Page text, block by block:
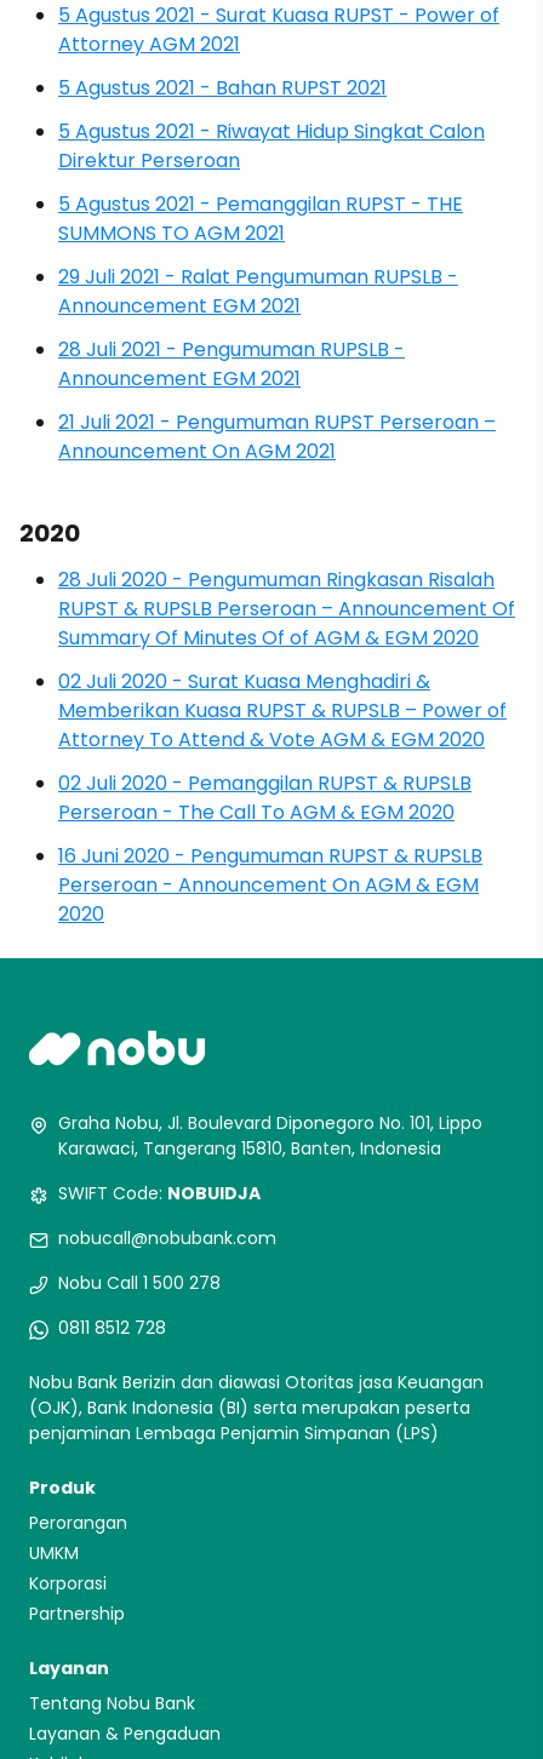
5 Agustus 2021 - Surat Kuasa RUPST - Power of
Attorney AGM 2021
5 Agustus 2021 - Bahan RUPST 2021
5 Agustus 2021 - Riwayat Hidup Singkat Calon
Direktur Perseroan
5 Agustus 2021 - Pemanggilan RUPST - THE
SUMMONS TO AGM 2021
29 Juli 2021 - Ralat Pengumuman RUPSLB -
Announcement EGM 2021
28 Juli 2021 - Pengumuman RUPSLB -
Announcement EGM 2021
21 Juli 2021 - Pengumuman RUPST Perseroan –
Announcement On AGM 2021
2020
28 Juli 2020 - Pengumuman Ringkasan Risalah
RUPST & RUPSLB Perseroan – Announcement Of
Summary Of Minutes Of of AGM & EGM 2020
02 Juli 2020 - Surat Kuasa Menghadiri &
Memberikan Kuasa RUPST & RUPSLB – Power of
Attorney To Attend & Vote AGM & EGM 2020
02 Juli 2020 - Pemanggilan RUPST & RUPSLB
Perseroan - The Call To AGM & EGM 2020
16 Juni 2020 - Pengumuman RUPST & RUPSLB
Perseroan - Announcement On AGM & EGM
2020
Graha Nobu, Jl. Boulevard Diponegoro No. 101, Lippo
Karawaci, Tangerang 15810, Banten, Indonesia
SWIFT Code: NOBUIDJA
nobucall@nobubank.com
Nobu Call 1 500 278
0811 8512 728
Nobu Bank Berizin dan diawasi Otoritas jasa Keuangan
(OJK), Bank Indonesia (BI) serta merupakan peserta
penjaminan Lembaga Penjamin Simpanan (LPS)
Produk
Perorangan
UMKM
Korporasi
Partnership
Layanan
Tentang Nobu Bank
Layanan & Pengaduan